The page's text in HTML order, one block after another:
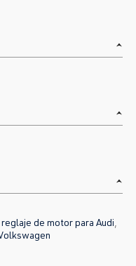
reglaje de motor para Audi